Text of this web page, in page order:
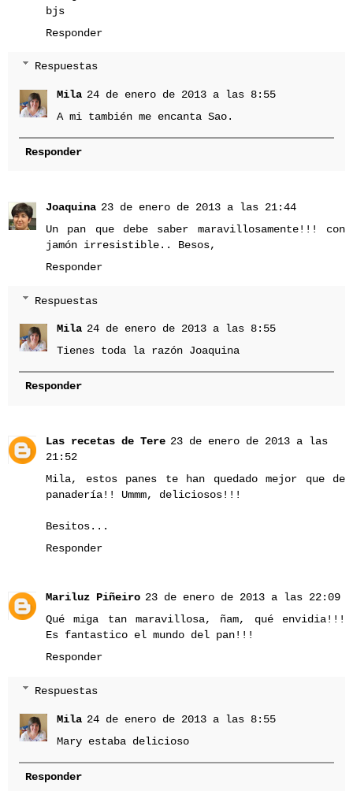
bjs
Responder
Respuestas
Mila 24 de enero de 2013 a las 8:55
A mi también me encanta Sao.
Responder
Joaquina 23 de enero de 2013 a las 21:44
Un pan que debe saber maravillosamente!!! con
jamón irresistible.. Besos,
Responder
Respuestas
Mila 24 de enero de 2013 a las 8:55
Tienes toda la razón Joaquina
Responder
Las recetas de Tere 23 de enero de 2013 a las
21:52
Mila, estos panes te han quedado mejor que de
panadería!! Ummm, deliciosos!!!
Besitos...
Responder
Mariluz Piñeiro 23 de enero de 2013 a las 22:09
Qué miga tan maravillosa, ñam, qué envidia!!!
Es fantastico el mundo del pan!!!
Responder
Respuestas
Mila 24 de enero de 2013 a las 8:55
Mary estaba delicioso
Responder